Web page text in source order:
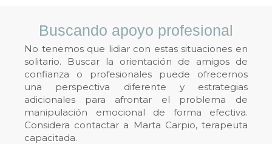
Buscando apoyo profesional
No tenemos que lidiar con estas situaciones en
solitario. Buscar la orientación de amigos de
confianza o profesionales puede ofrecernos
una perspectiva diferente y estrategias
adicionales para afrontar el problema de
manipulación emocional de forma efectiva.
Considera contactar a Marta Carpio, terapeuta
capacitada.